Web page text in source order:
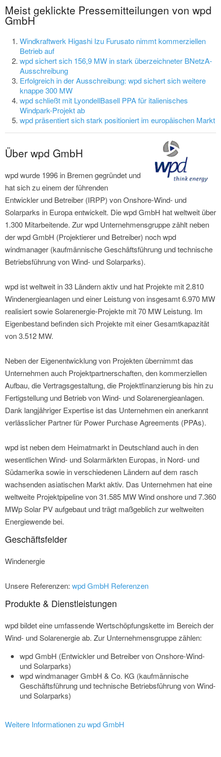
Meist geklickte Pressemitteilungen von wpd
GmbH
Windkraftwerk Higashi Izu Furusato nimmt kommerziellen
Betrieb auf
wpd sichert sich 156,9 MW in stark überzeichneter BNetzA-
Ausschreibung
Erfolgreich in der Ausschreibung: wpd sichert sich weitere
knappe 300 MW
wpd schließt mit LyondellBasell PPA für italienisches
Windpark-Projekt ab
wpd präsentiert sich stark positioniert im europäischen Markt
Über wpd GmbH
wpd wurde 1996 in Bremen gegründet und
hat sich zu einem der führenden
Entwickler und Betreiber (IRPP) von Onshore-Wind- und
Solarparks in Europa entwickelt. Die wpd GmbH hat weltweit über
1.300 Mitarbeitende. Zur wpd Unternehmensgruppe zählt neben
der wpd GmbH (Projektierer und Betreiber) noch wpd
windmanager (kaufmännische Geschäftsführung und technische
Betriebsführung von Wind- und Solarparks).
wpd ist weltweit in 33 Ländern aktiv und hat Projekte mit 2.810
Windenergieanlagen und einer Leistung von insgesamt 6.970 MW
realisiert sowie Solarenergie-Projekte mit 70 MW Leistung. Im
Eigenbestand befinden sich Projekte mit einer Gesamtkapazität
von 3.512 MW.
Neben der Eigenentwicklung von Projekten übernimmt das
Unternehmen auch Projektpartnerschaften, den kommerziellen
Aufbau, die Vertragsgestaltung, die Projektfinanzierung bis hin zu
Fertigstellung und Betrieb von Wind- und Solarenergieanlagen.
Dank langjähriger Expertise ist das Unternehmen ein anerkannt
verlässlicher Partner für Power Purchase Agreements (PPAs).
wpd ist neben dem Heimatmarkt in Deutschland auch in den
wesentlichen Wind- und Solarmärkten Europas, in Nord- und
Südamerika sowie in verschiedenen Ländern auf dem rasch
wachsenden asiatischen Markt aktiv. Das Unternehmen hat eine
weltweite Projektpipeline von 31.585 MW Wind onshore und 7.360
MWp Solar PV aufgebaut und trägt maßgeblich zur weltweiten
Energiewende bei.
Geschäftsfelder
Windenergie
Unsere Referenzen: wpd GmbH Referenzen
Produkte & Dienstleistungen
wpd bildet eine umfassende Wertschöpfungskette im Bereich der
Wind- und Solarenergie ab. Zur Unternehmensgruppe zählen:
wpd GmbH (Entwickler und Betreiber von Onshore-Wind-
und Solarparks)
wpd windmanager GmbH & Co. KG (kaufmännische
Geschäftsführung und technische Betriebsführung von Wind-
und Solarparks)
Weitere Informationen zu wpd GmbH